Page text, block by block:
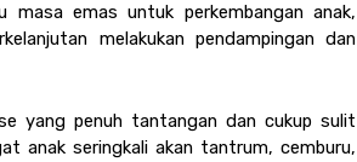
masa emas untuk perkembangan anak,
melakukan pendampingan dan
yang penuh tantangan dan cukup sulit
anak seringkali akan tantrum, cemburu,